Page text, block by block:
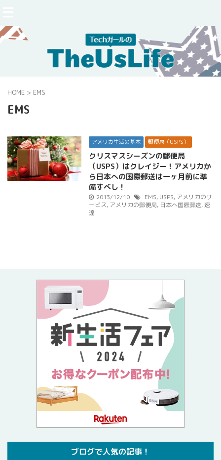
HOME > EMS
EMS
アメリカ生活の基本 郵便局（USPS）
クリスマスシーズンの郵便局
（USPS）はクレイジー！アメリカか
ら日本への国際郵送は一ヶ月前に準
備すべし！
2013/12/10 EMS, USPS, アメリカのサ
ービス, アメリカの郵便局, 日本へ国際郵送,速
達
ブログで人気の記事！